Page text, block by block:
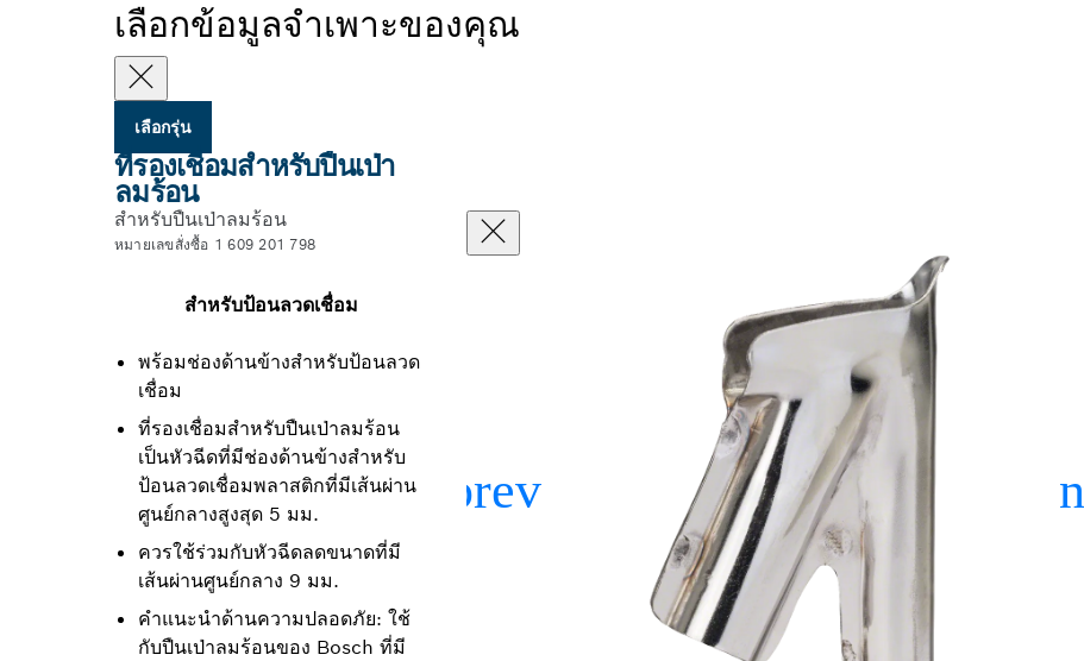
เลือกข้อมูลจำเพาะของคุณ
เลือกรุ่น
ที่รองเชื่อมสำหรับปืนเป่า
ลมร้อน
สำหรับปืนเป่าลมร้อน
หมายเลขสั่งซื้อ 1 609 201 798
สำหรับป้อนลวดเชื่อม
พร้อมช่องด้านข้างสำหรับป้อนลวด
เชื่อม
ที่รองเชื่อมสำหรับปืนเป่าลมร้อน
เป็นหัวฉีดที่มีช่องด้านข้างสำหรับ
ป้อนลวดเชื่อมพลาสติกที่มีเส้นผ่าน
ศูนย์กลางสูงสุด 5 มม.
ควรใช้ร่วมกับหัวฉีดลดขนาดที่มี
เส้นผ่านศูนย์กลาง 9 มม.
คำแนะนำด้านความปลอดภัย: ใช้
กับปืนเป่าลมร้อนของ Bosch ที่มี